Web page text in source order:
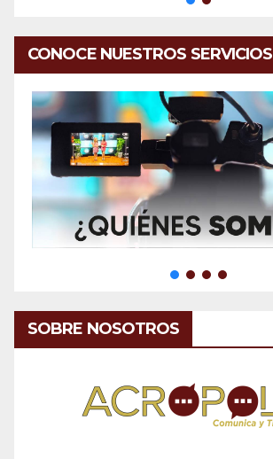
CONOCE NUESTROS SERVICIOS
SOBRE NOSOTROS